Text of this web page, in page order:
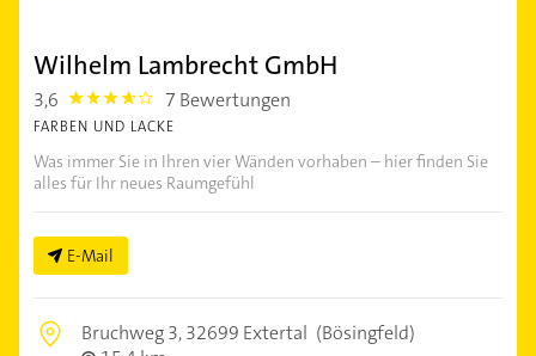
Wilhelm Lambrecht GmbH
3,6 3.6000001 7 Bewertungen
FARBEN UND LACKE
Was immer Sie in Ihren vier Wänden vorhaben – hier finden Sie
alles für Ihr neues Raumgefühl
E-Mail
Bruchweg 3,32699 Extertal (Bösingfeld)